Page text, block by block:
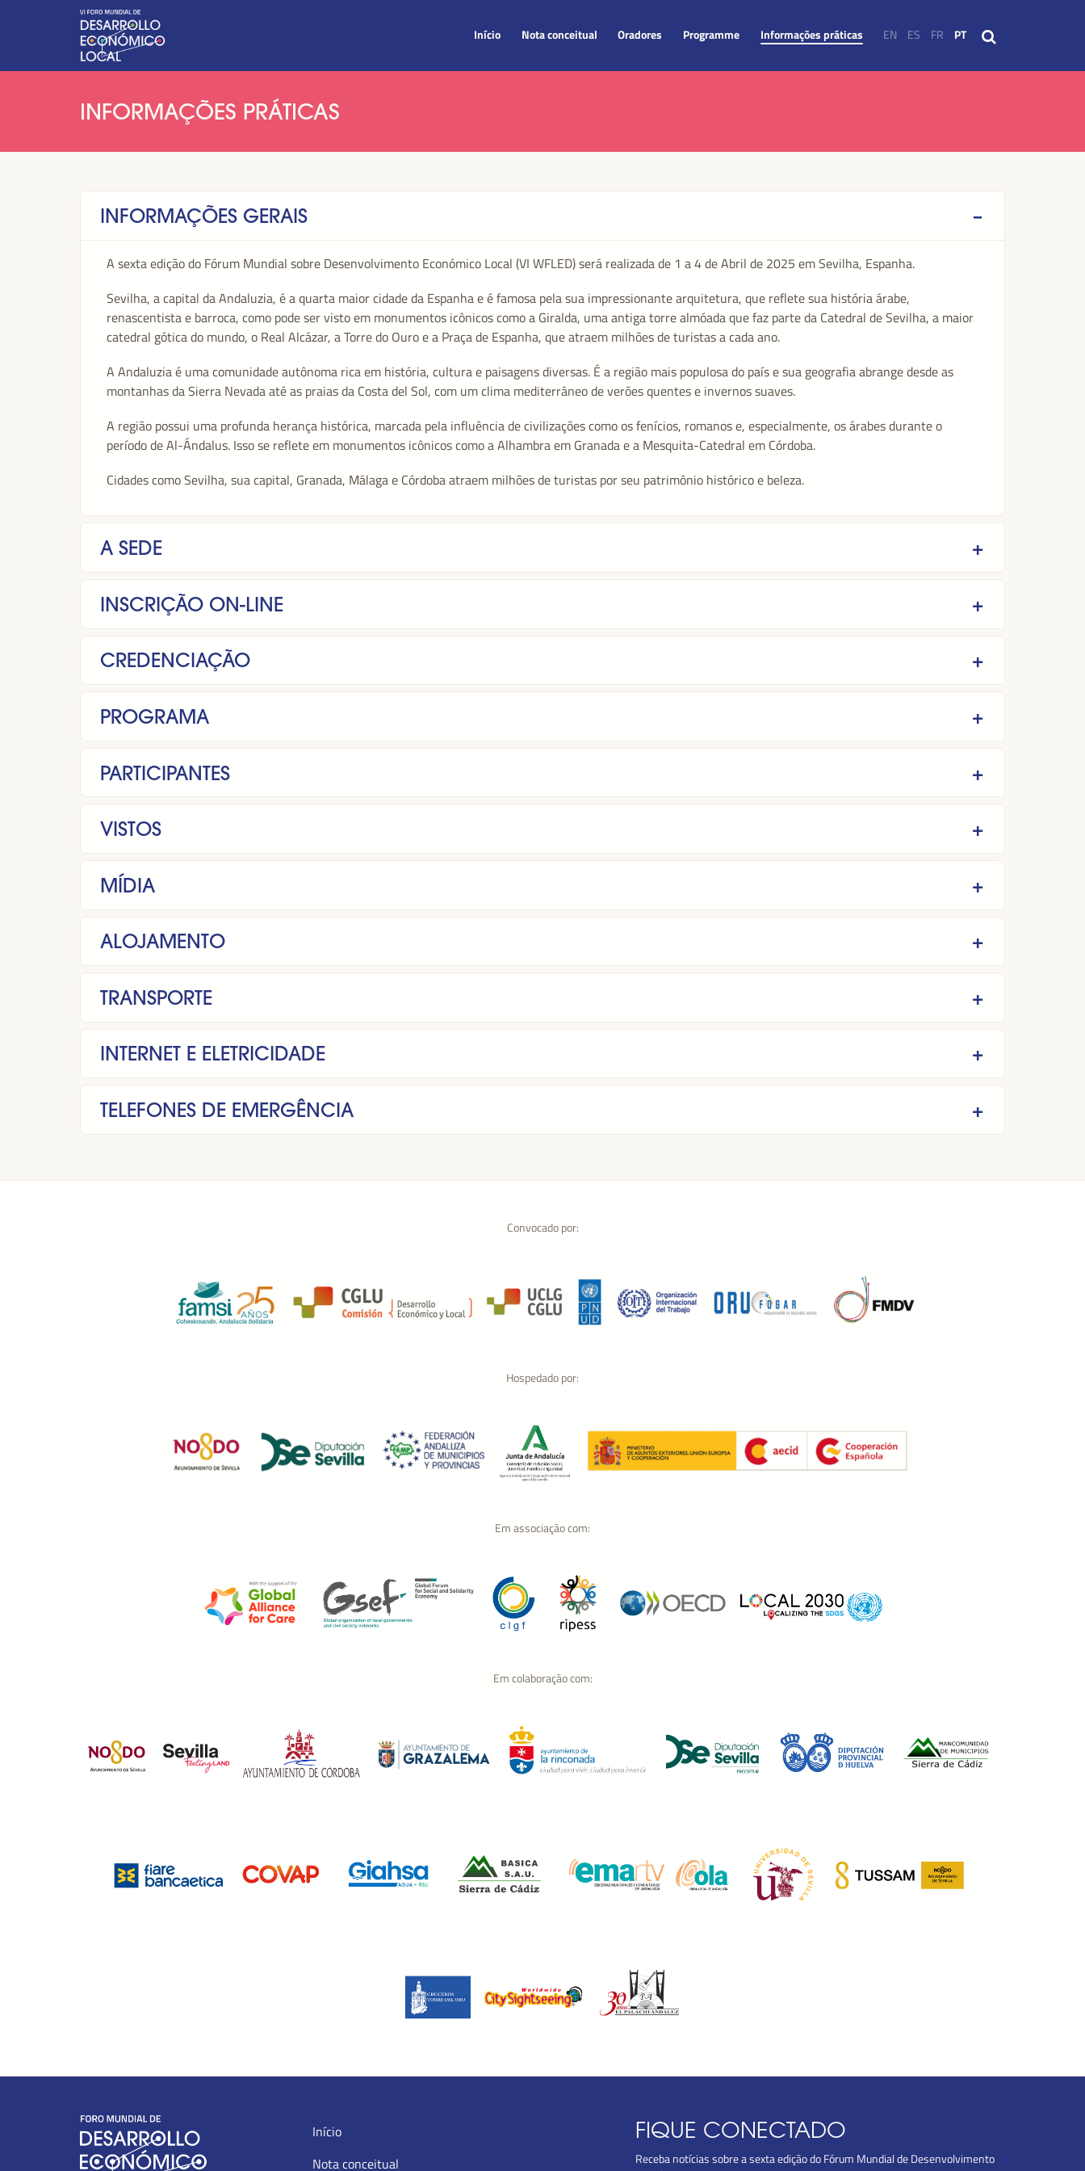
Início Nota conceitual Oradores Programme Informações práticas EN ES FR PT
INFORMAÇÕES PRÁTICAS
INFORMAÇÕES GERAIS
A sexta edição do Fórum Mundial sobre Desenvolvimento Económico Local (VI WFLED) será realizada de 1 a 4 de Abril de 2025 em Sevilha, Espanha.
Sevilha, a capital da Andaluzia, é a quarta maior cidade da Espanha e é famosa pela sua impressionante arquitetura, que reflete sua história árabe,
renascentista e barroca, como pode ser visto em monumentos icônicos como a Giralda, uma antiga torre almóada que faz parte da Catedral de Sevilha, a maior
catedral gótica do mundo, o Real Alcázar, a Torre do Ouro e a Praça de Espanha, que atraem milhões de turistas a cada ano.
A Andaluzia é uma comunidade autônoma rica em história, cultura e paisagens diversas. É a região mais populosa do país e sua geografia abrange desde as
montanhas da Sierra Nevada até as praias da Costa del Sol, com um clima mediterrâneo de verões quentes e invernos suaves.
A região possui uma profunda herança histórica, marcada pela influência de civilizações como os fenícios, romanos e, especialmente, os árabes durante o
período de Al-Ándalus. Isso se reflete em monumentos icônicos como a Alhambra em Granada e a Mesquita-Catedral em Córdoba.
Cidades como Sevilha, sua capital, Granada, Málaga e Córdoba atraem milhões de turistas por seu patrimônio histórico e beleza.
A SEDE
INSCRIÇÃO ON-LINE
CREDENCIAÇÃO
PROGRAMA
PARTICIPANTES
VISTOS
MÍDIA
ALOJAMENTO
TRANSPORTE
INTERNET E ELETRICIDADE
TELEFONES DE EMERGÊNCIA
Convocado por:
Hospedado por:
Em associação com:
Em colaboração com:
Início
Nota conceitual
FIQUE CONECTADO
Receba notícias sobre a sexta edição do Fórum Mundial de Desenvolvimento